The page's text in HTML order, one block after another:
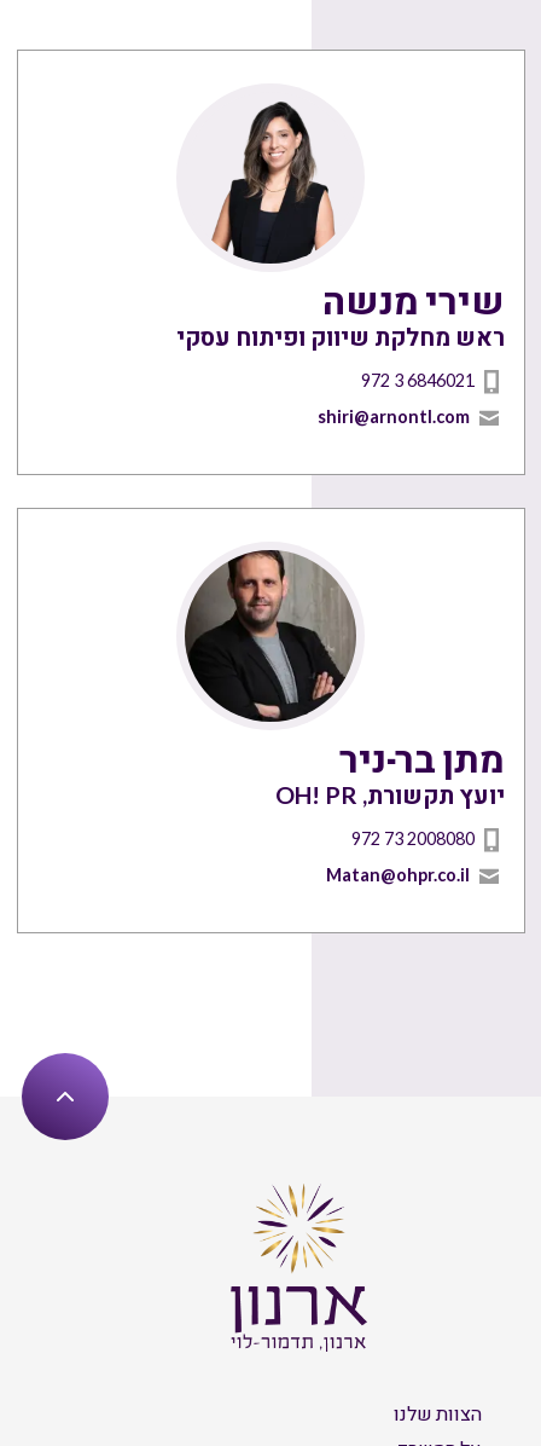
שירי מנשה
ראש מחלקת שיווק ופיתוח עסקי
972 3 6846021
shiri@arnontl.com
מתן בר-ניר
יועץ תקשורת, OH! PR
972 73 2008080
Matan@ohpr.co.il
הצוות שלנו